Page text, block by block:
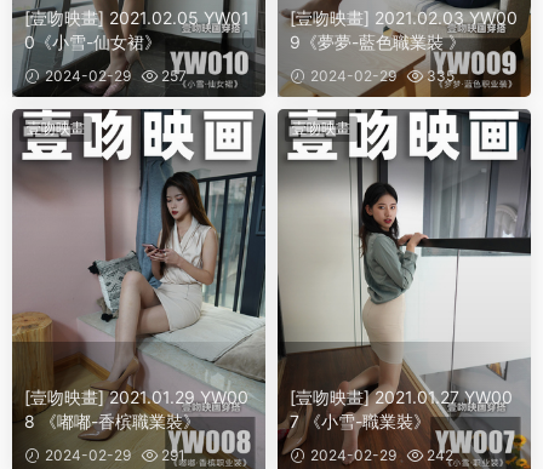
[壹吻映畫] 2021.02.05 YW01
0《小雪-仙女裙》
2024-02-29 257
[壹吻映畫] 2021.02.03 YW00
9《夢夢-藍色職業裝 》
2024-02-29 335
壹吻映畫
[壹吻映畫] 2021.01.29 YW00
8 《嘟嘟-香槟職業裝》
2024-02-29 291
壹吻映畫
[壹吻映畫] 2021.01.27 YW00
7 《小雪-職業裝》
2024-02-29 242